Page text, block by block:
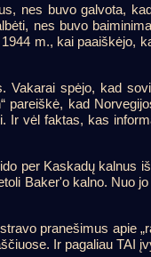
nes buvo galvota,
nes buvo
m., kai paaiškėjo,
Vakarai spėjo, kad
pareiškė, kad
Ir vėl faktas, kas
per Kaskadų kalnus
Baker'o kalno. Nuo
pranešimus apie
Ir pagaliau TAI